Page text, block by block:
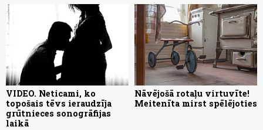
VIDEO. Neticami, ko
topošais tēvs ieraudzīja
grūtnieces sonogrāfijas
laikā
Nāvējošā rotaļu virtuvīte!
Meitenīta mirst spēlējoties